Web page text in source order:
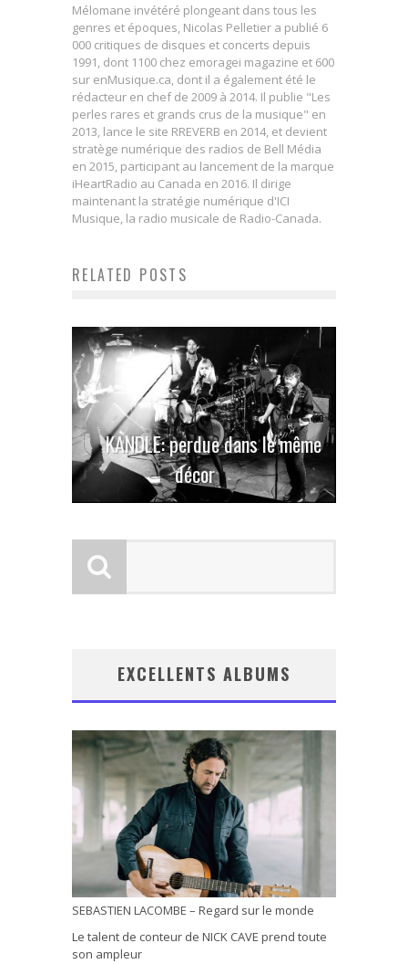
Mélomane invétéré plongeant dans tous les
genres et époques, Nicolas Pelletier a publié 6
000 critiques de disques et concerts depuis
1991, dont 1100 chez emoragei magazine et 600
sur enMusique.ca, dont il a également été le
rédacteur en chef de 2009 à 2014. Il publie "Les
perles rares et grands crus de la musique" en
2013, lance le site RREVERB en 2014, et devient
stratège numérique des radios de Bell Média
en 2015, participant au lancement de la marque
iHeartRadio au Canada en 2016. Il dirige
maintenant la stratégie numérique d'ICI
Musique, la radio musicale de Radio-Canada.
RELATED POSTS
KARKWA sort un album live
KANDLE: perdue dans le même
décor
EXCELLENTS ALBUMS
SEBASTIEN LACOMBE – Regard sur le monde
Le talent de conteur de NICK CAVE prend toute
son ampleur